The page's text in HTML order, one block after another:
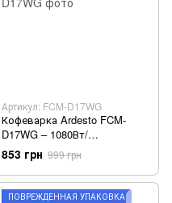
Артикул: FCM-D17WG
Кофеварка Ardesto FCM-
D17WG – 1080Вт/
капельная/1.5л/бел. + сер.
FCM-D17WG - Уцінка
853 грн 999 грн
ПОВРЕЖДЁННАЯ УПАКОВКА